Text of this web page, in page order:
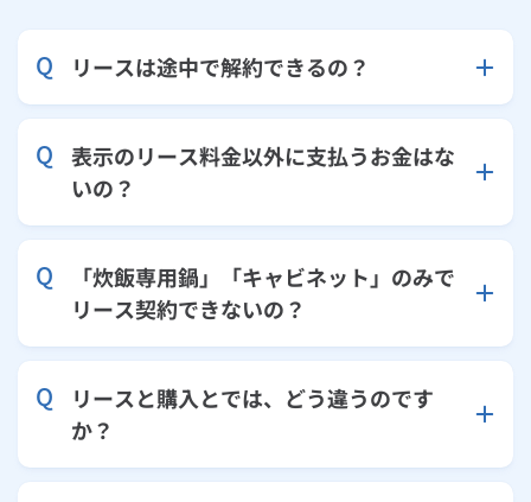
「大阪ガスの都市ガス」への切り替えについて
電気料金メニュー
太陽光発電余剰電力買取サービス
ガスと電気の使用開始の申込
ガスと電気の使用中止の申込
通信速度測定
簡単プラン診断
インターネットのお申込み
キッチン
ガス炊飯器
レンジフード
食器洗い乾燥機
ガス給湯器
「カワック・ミストカワック」
乾太くん
リビング・空調
ガス温水床暖房「ヌック」
取替用ガスコンセント
ガスコード
ガス栓の増設 プラスライン
エネファーム
太陽光発電
蓄電池
スマイルーフ
警報器・消火器
ぴこぴこ・スマぴこ・けむぴこ
消火器
修理
エラーコード診断
お近くのガスのお店
らく得リース
ほっ得定額
リフォーム・リノベーション
リフォーム・リノベーショントップ
住ミカタ・リフォーム
リノベーション「マイリノ」
安心・安全
住ミカタ・サービス
ホームセキュリティ
みるぴこ
便利・おトク
スマイLINK
FitDish
めちゃとクーポン
プリゼロ
関西おでかけ納税
お客さまサポート
お問い合わせ
お引越しの手続き
ショールーム Daigasコラム
総合TOP 業務用・産業用のお客さま 企業情報
らく得リース対象商品一覧表（ガスコンロ）
らく得リース対象商品一覧表（ガスオーブン）
らく得リース対象商品一覧表（蓄電池）
らく得リースのよくある質問
リースは途中で解約できるの？
表示のリース料金以外に支払うお金はな
いの？
「炊飯専用鍋」「キャビネット」のみで
リース契約できないの？
リースと購入とでは、どう違うのです
か？